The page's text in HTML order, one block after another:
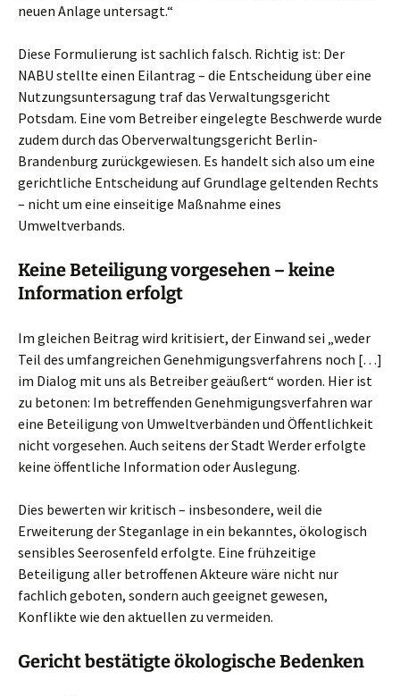
neuen Anlage untersagt.“
Diese Formulierung ist sachlich falsch. Richtig ist: Der
NABU stellte einen Eilantrag – die Entscheidung über eine
Nutzungsuntersagung traf das Verwaltungsgericht
Potsdam. Eine vom Betreiber eingelegte Beschwerde wurde
zudem durch das Oberverwaltungsgericht Berlin-
Brandenburg zurückgewiesen. Es handelt sich also um eine
gerichtliche Entscheidung auf Grundlage geltenden Rechts
– nicht um eine einseitige Maßnahme eines
Umweltverbands.
Keine Beteiligung vorgesehen – keine
Information erfolgt
Im gleichen Beitrag wird kritisiert, der Einwand sei „weder
Teil des umfangreichen Genehmigungsverfahrens noch […]
im Dialog mit uns als Betreiber geäußert“ worden. Hier ist
zu betonen: Im betreffenden Genehmigungsverfahren war
eine Beteiligung von Umweltverbänden und Öffentlichkeit
nicht vorgesehen. Auch seitens der Stadt Werder erfolgte
keine öffentliche Information oder Auslegung.
Dies bewerten wir kritisch – insbesondere, weil die
Erweiterung der Steganlage in ein bekanntes, ökologisch
sensibles Seerosenfeld erfolgte. Eine frühzeitige
Beteiligung aller betroffenen Akteure wäre nicht nur
fachlich geboten, sondern auch geeignet gewesen,
Konflikte wie den aktuellen zu vermeiden.
Gericht bestätigte ökologische Bedenken